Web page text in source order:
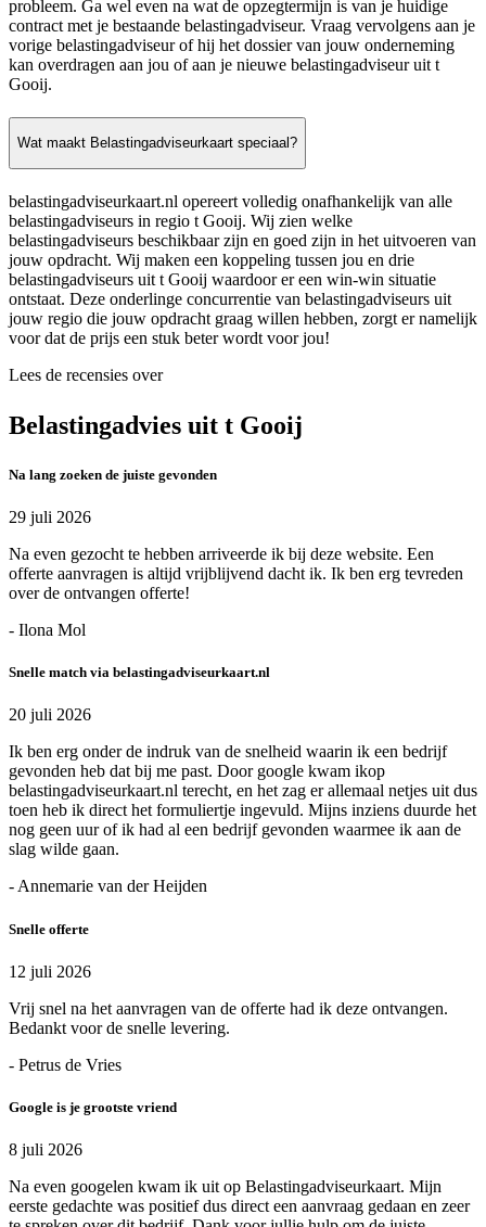
probleem. Ga wel even na wat de opzegtermijn is van je huidige
contract met je bestaande belastingadviseur. Vraag vervolgens aan je
vorige belastingadviseur of hij het dossier van jouw onderneming
kan overdragen aan jou of aan je nieuwe belastingadviseur uit t
Gooij.
Wat maakt Belastingadviseurkaart speciaal?
belastingadviseurkaart.nl opereert volledig onafhankelijk van alle
belastingadviseurs in regio t Gooij. Wij zien welke
belastingadviseurs beschikbaar zijn en goed zijn in het uitvoeren van
jouw opdracht. Wij maken een koppeling tussen jou en drie
belastingadviseurs uit t Gooij waardoor er een win-win situatie
ontstaat. Deze onderlinge concurrentie van belastingadviseurs uit
jouw regio die jouw opdracht graag willen hebben, zorgt er namelijk
voor dat de prijs een stuk beter wordt voor jou!
Lees de recensies over
Belastingadvies uit t Gooij
Na lang zoeken de juiste gevonden
29 juli 2026
Na even gezocht te hebben arriveerde ik bij deze website. Een
offerte aanvragen is altijd vrijblijvend dacht ik. Ik ben erg tevreden
over de ontvangen offerte!
- Ilona Mol
Snelle match via belastingadviseurkaart.nl
20 juli 2026
Ik ben erg onder de indruk van de snelheid waarin ik een bedrijf
gevonden heb dat bij me past. Door google kwam ikop
belastingadviseurkaart.nl terecht, en het zag er allemaal netjes uit dus
toen heb ik direct het formuliertje ingevuld. Mijns inziens duurde het
nog geen uur of ik had al een bedrijf gevonden waarmee ik aan de
slag wilde gaan.
- Annemarie van der Heijden
Snelle offerte
12 juli 2026
Vrij snel na het aanvragen van de offerte had ik deze ontvangen.
Bedankt voor de snelle levering.
- Petrus de Vries
Google is je grootste vriend
8 juli 2026
Na even googelen kwam ik uit op Belastingadviseurkaart. Mijn
eerste gedachte was positief dus direct een aanvraag gedaan en zeer